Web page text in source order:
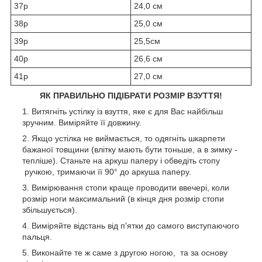
37р
24,0 см
38р
25,0 см
39р
25,5см
40р
26,6 см
41р
27,0 см
ЯК ПРАВИЛЬНО ПІДІБРАТИ РОЗМІР ВЗУТТЯ!
Витягніть устілку із взуття, яке є для Вас найбільш
зручним. Виміряйте її довжину.
Якщо устілка не виймається, то одягніть шкарпети
бажаної товщини (влітку мають бути тоньше, а в зимку -
тепліше). Станьте на аркуш паперу і обведіть стопу
ручкою, тримаючи її 90° до аркуша паперу.
Вимірювання стопи краще проводити ввечері, коли
розмір ноги максимальний (в кінця дня розмір стопи
збільшується).
Виміряйте відстань від п'ятки до самого виступаючого
пальця.
Виконайте те ж саме з другою ногою, та за основу